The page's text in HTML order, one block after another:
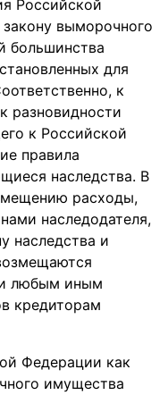
Российской
выморочного
большинства
для
к
разновидности
к Российской
правила
наследства. В
расходы,
наследодателя,
наследства и
любым иным
кредиторам
Федерации как
имущества